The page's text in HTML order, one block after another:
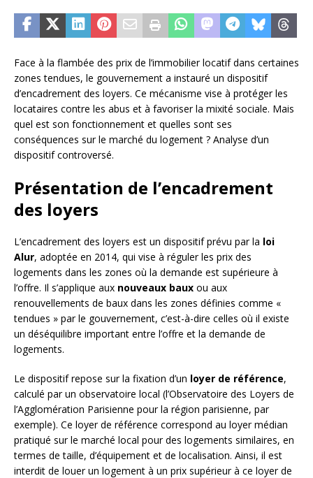
Face à la flambée des prix de l’immobilier locatif dans certaines
zones tendues, le gouvernement a instauré un dispositif
d’encadrement des loyers. Ce mécanisme vise à protéger les
locataires contre les abus et à favoriser la mixité sociale. Mais
quel est son fonctionnement et quelles sont ses
conséquences sur le marché du logement ? Analyse d’un
dispositif controversé.
Présentation de l’encadrement
des loyers
L’encadrement des loyers est un dispositif prévu par la loi
Alur, adoptée en 2014, qui vise à réguler les prix des
logements dans les zones où la demande est supérieure à
l’offre. Il s’applique aux nouveaux baux ou aux
renouvellements de baux dans les zones définies comme «
tendues » par le gouvernement, c’est-à-dire celles où il existe
un déséquilibre important entre l’offre et la demande de
logements.
Le dispositif repose sur la fixation d’un loyer de référence,
calculé par un observatoire local (l’Observatoire des Loyers de
l’Agglomération Parisienne pour la région parisienne, par
exemple). Ce loyer de référence correspond au loyer médian
pratiqué sur le marché local pour des logements similaires, en
termes de taille, d’équipement et de localisation. Ainsi, il est
interdit de louer un logement à un prix supérieur à ce loyer de